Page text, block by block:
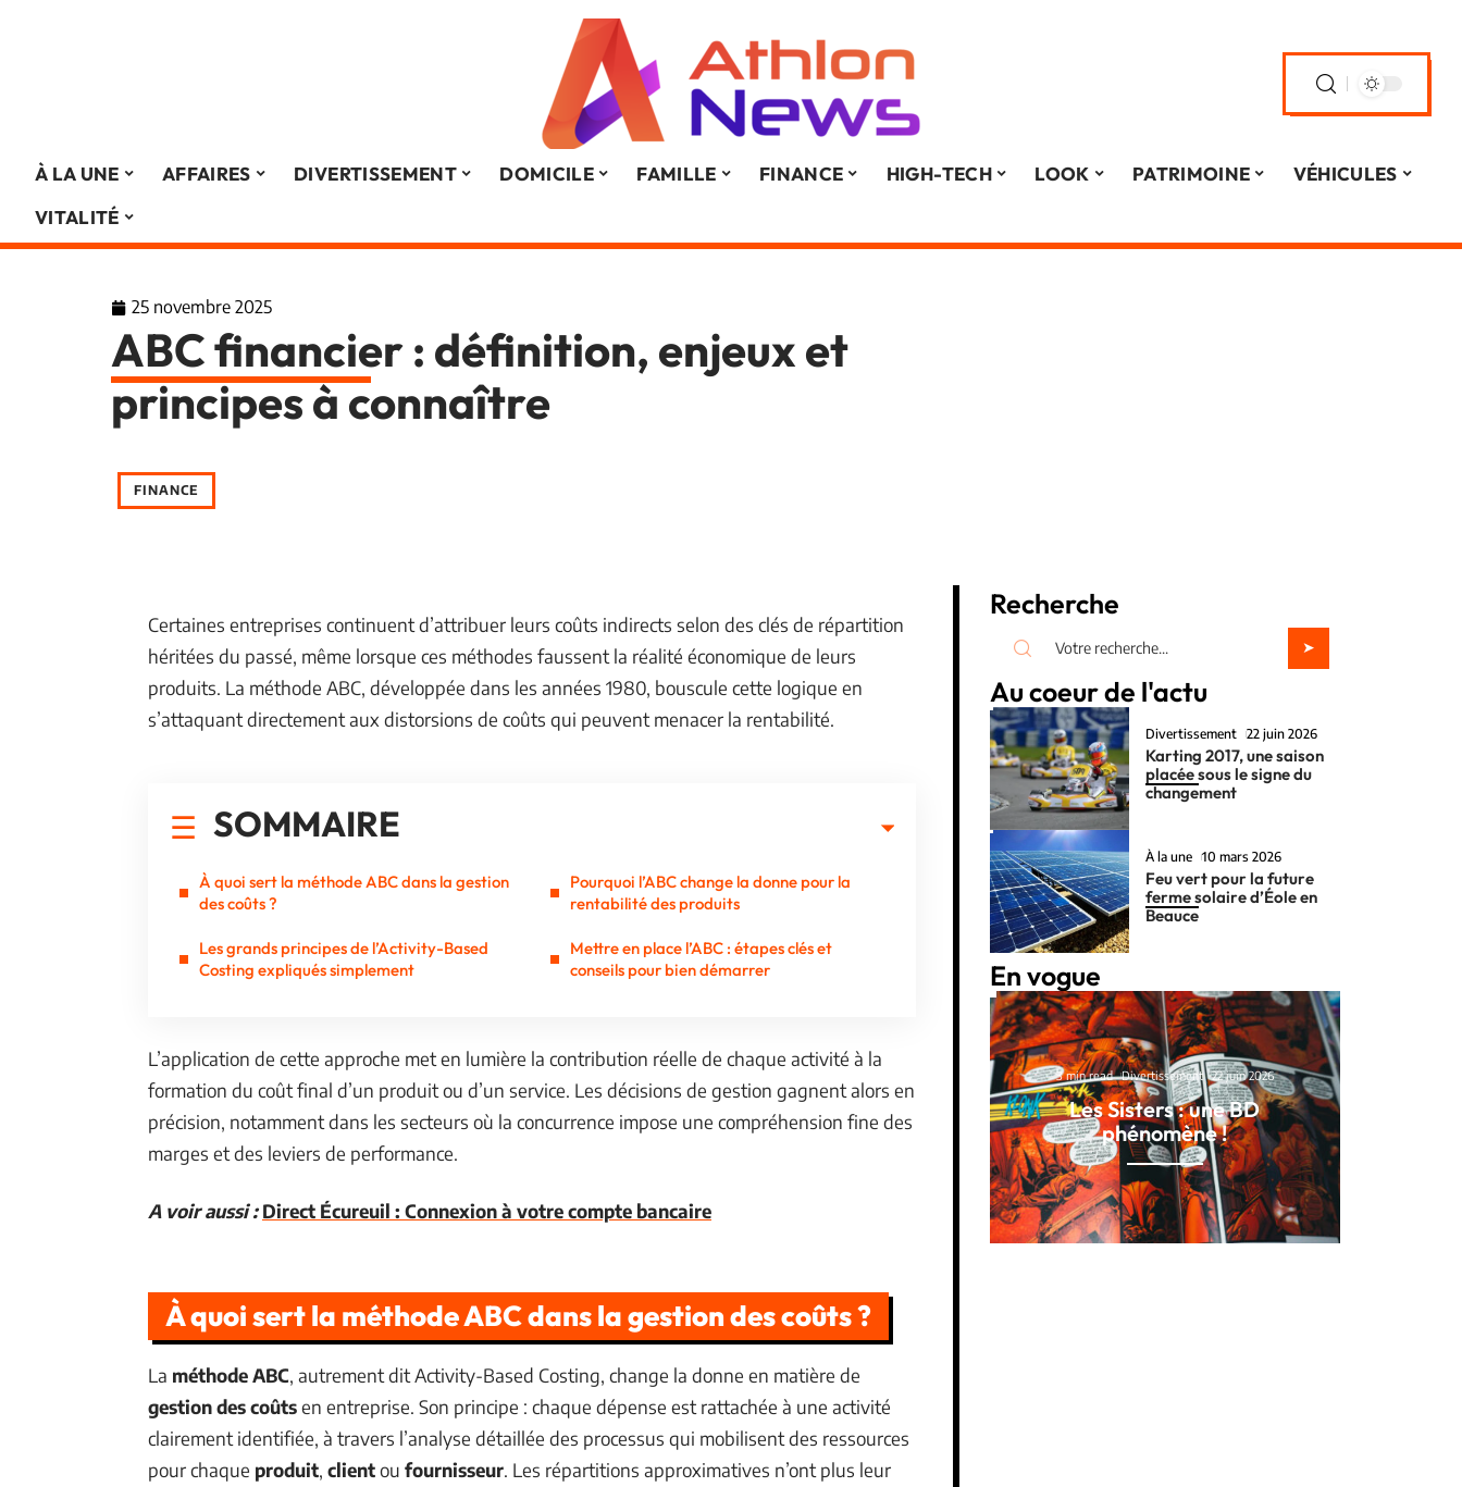
À LA UNE AFFAIRES DIVERTISSEMENT DOMICILE FAMILLE FINANCE HIGH-TECH LOOK PATRIMOINE
VÉHICULES
VITALITÉ
25 novembre 2025
ABC financier : définition, enjeux et
principes à connaître
FINANCE
Certaines entreprises continuent d’attribuer leurs coûts indirects selon des clés de répartition
héritées du passé, même lorsque ces méthodes faussent la réalité économique de leurs
produits. La méthode ABC, développée dans les années 1980, bouscule cette logique en
s’attaquant directement aux distorsions de coûts qui peuvent menacer la rentabilité.
SOMMAIRE
À quoi sert la méthode ABC dans la gestion
des coûts ?
Les grands principes de l’Activity-Based
Costing expliqués simplement
Pourquoi l’ABC change la donne pour la
rentabilité des produits
Mettre en place l’ABC : étapes clés et
conseils pour bien démarrer
L’application de cette approche met en lumière la contribution réelle de chaque activité à la
formation du coût final d’un produit ou d’un service. Les décisions de gestion gagnent alors en
précision, notamment dans les secteurs où la concurrence impose une compréhension fine des
marges et des leviers de performance.
A voir aussi : Direct Écureuil : Connexion à votre compte bancaire
À quoi sert la méthode ABC dans la gestion des coûts ?
La méthode ABC, autrement dit Activity-Based Costing, change la donne en matière de
gestion des coûtsen entreprise. Son principe : chaque dépense est rattachée à une activité
clairement identifiée, à travers l’analyse détaillée des processus qui mobilisent des ressources
pour chaque produit, clientou fournisseur. Les répartitions approximatives n’ont plus leur
Recherche
Au coeur de l'actu
Divertissement 22 juin 2026
Karting 2017, une saison
placée sous le signe du
changement
À la une 10 mars 2026
Feu vert pour la future
ferme solaire d’Éole en
Beauce
En vogue
3 min read Divertissement 22 juin 2026
Les Sisters : une BD
phénomène !